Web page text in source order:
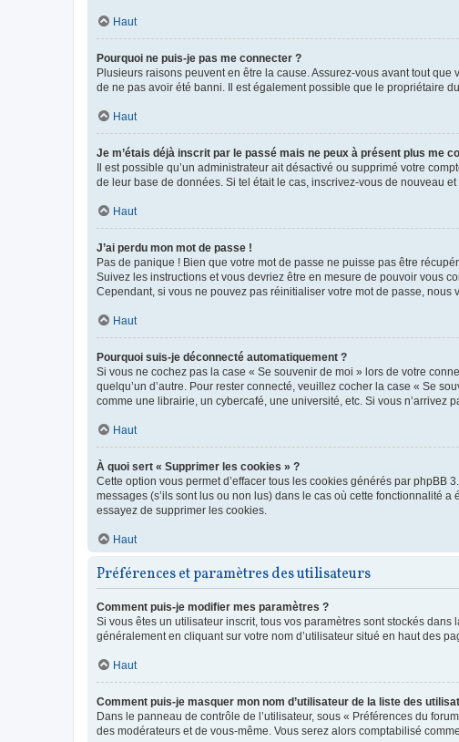
Haut
Pourquoi ne puis-je pas me connecter ?
Plusieurs raisons peuvent en être la cause. Assurez-vous avant tout
de ne pas avoir été banni. Il est également possible que le propriétaire
Haut
Je m’étais déjà inscrit par le passé mais ne peux à présent plus me
Il est possible qu’un administrateur ait désactivé ou supprimé votre
de leur base de données. Si tel était le cas, inscrivez-vous de nouveau
Haut
J’ai perdu mon mot de passe !
Pas de panique ! Bien que votre mot de passe ne puisse pas être
Suivez les instructions et vous devriez être en mesure de pouvoir vous
Cependant, si vous ne pouvez pas réinitialiser votre mot de passe, nous
Haut
Pourquoi suis-je déconnecté automatiquement ?
Si vous ne cochez pas la case « Se souvenir de moi » lors de votre
quelqu’un d’autre. Pour rester connecté, veuillez cocher la case « Se
comme une librairie, un cybercafé, une université, etc. Si vous n’arrivez
Haut
À quoi sert « Supprimer les cookies » ?
Cette option vous permet d’effacer tous les cookies générés par phpBB
messages (s’ils sont lus ou non lus) dans le cas où cette fonctionnalité
essayez de supprimer les cookies.
Haut
Préférences et paramètres des utilisateurs
Comment puis-je modifier mes paramètres ?
Si vous êtes un utilisateur inscrit, tous vos paramètres sont stockés
généralement en cliquant sur votre nom d’utilisateur situé en haut des
Haut
Comment puis-je masquer mon nom d’utilisateur de la liste des
Dans le panneau de contrôle de l’utilisateur, sous « Préférences du
des modérateurs et de vous-même. Vous serez alors comptabilisé